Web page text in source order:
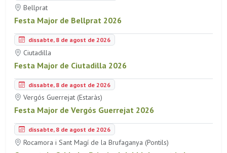
Bellprat
Festa Major de Bellprat 2026
dissabte, 8 de agost de 2026
Ciutadilla
Festa Major de Ciutadilla 2026
dissabte, 8 de agost de 2026
Vergós Guerrejat (Estaràs)
Festa Major de Vergós Guerrejat 2026
dissabte, 8 de agost de 2026
Rocamora i Sant Magí de la Brufaganya (Pontils)